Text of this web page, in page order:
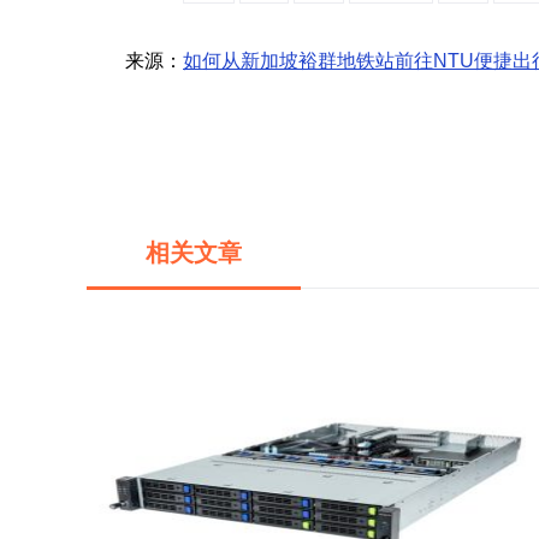
来源： 如何从新加坡裕群地铁站前往NTU便捷出
相关文章